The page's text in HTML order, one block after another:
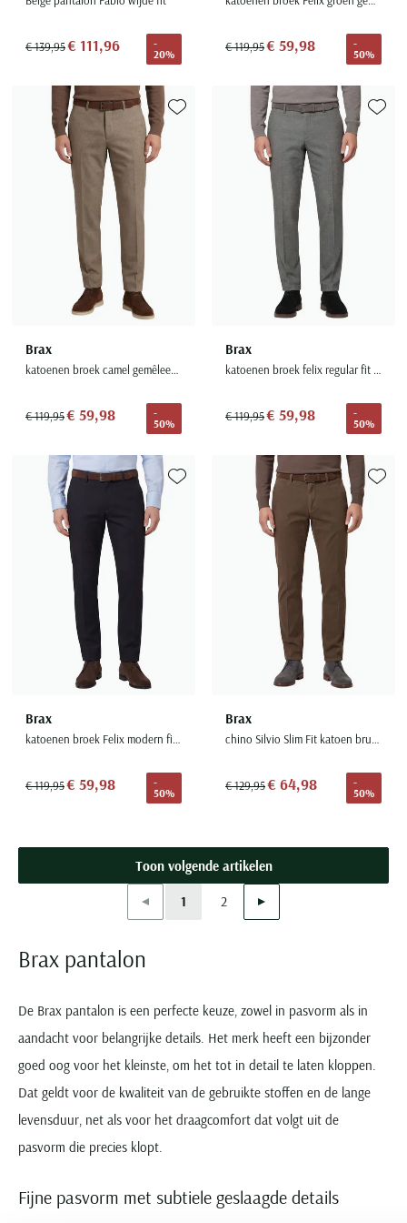
€ 139,95€ 111,96
-
20%
€ 119,95€ 59,98
-
50%
Brax
katoenen broek camel gemêleerd katoen Felix
€ 119,95€ 59,98
-
50%
Toevoegen aan favorieten
Brax
katoenen broek felix regular fit grijs gemêleerd katoen
€ 119,95€ 59,98
-
50%
Brax
katoenen broek Felix modern fit zwart geprint katoen
€ 119,95€ 59,98
-
50%
Toevoegen aan favorieten
Brax
chino Silvio Slim Fit katoen bruin textuur
€ 129,95€ 64,98
-
50%
Toon volgende artikelen
Vorige
Current Page
1
Page
2 Volgende
Brax pantalon
De Brax pantalon is een perfecte keuze, zowel in pasvorm als in
aandacht voor belangrijke details. Het merk heeft een bijzonder
goed oog voor het kleinste, om het tot in detail te laten kloppen.
Dat geldt voor de kwaliteit van de gebruikte stoffen en de lange
levensduur, net als voor het draagcomfort dat volgt uit de
pasvorm die precies klopt.
Fijne pasvorm met subtiele geslaagde details